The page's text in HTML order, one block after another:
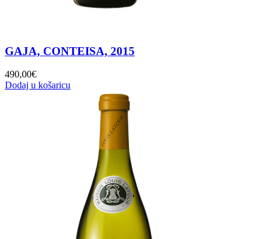
GAJA, CONTEISA, 2015
490,00€
Dodaj u košaricu